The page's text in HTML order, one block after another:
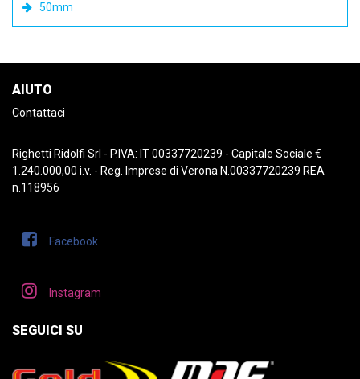
50mm
AIUTO
Contattaci
Righetti Ridolfi Srl - P.IVA: IT 00337720239 - Capitale Sociale €
1.240.000,00 i.v. - Reg. Imprese di Verona N.00337720239 REA
n.118956
Facebook
Instagram
SEGUICI SU